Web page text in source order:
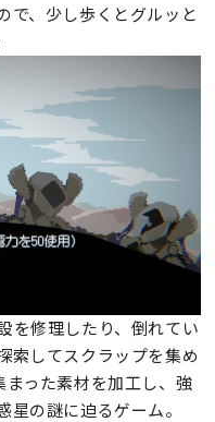
で、少し歩くとグルッと
を修理したり、倒れてい
索してスクラップを集め
った素材を加工し、強
の謎に迫るゲーム。